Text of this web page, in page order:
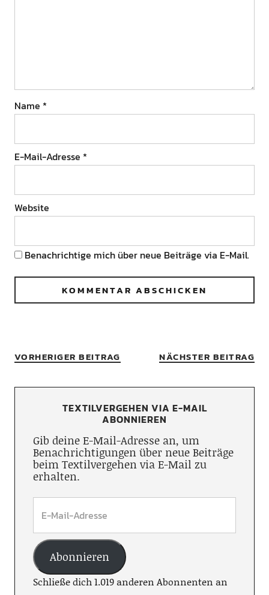
Name *
E-Mail-Adresse *
Website
Benachrichtige mich über neue Beiträge via E-Mail.
VORHERIGER BEITRAG NÄCHSTER BEITRAG
TEXTILVERGEHEN VIA E-MAIL
ABONNIEREN
Gib deine E-Mail-Adresse an, um
Benachrichtigungen über neue Beiträge
beim Textilvergehen via E-Mail zu
erhalten.
Abonnieren
Schließe dich 1.019 anderen Abonnenten an